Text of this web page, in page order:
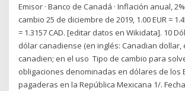
Emisor · Banco de Canadá · Inflación anual,
cambio 25 de diciembre de 2019, 1.00 EUR =
= 1.3157 CAD. [editar datos en Wikidata]. 10
dólar canadiense (en inglés: Canadian
canadien; en el uso Tipo de cambio para
obligaciones denominadas en dólares de los
pagaderas en la República Mexicana 1/.